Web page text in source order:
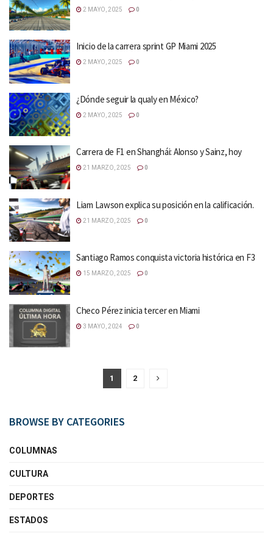
2 MAYO, 2025 0
Inicio de la carrera sprint GP Miami 2025
2 MAYO, 2025 0
¿Dónde seguir la qualy en México?
2 MAYO, 2025 0
Carrera de F1 en Shanghái: Alonso y Sainz, hoy
21 MARZO, 2025 0
Liam Lawson explica su posición en la calificación.
21 MARZO, 2025 0
Santiago Ramos conquista victoria histórica en F3
15 MARZO, 2025 0
Checo Pérez inicia tercer en Miami
3 MAYO, 2024 0
1 2
BROWSE BY CATEGORIES
COLUMNAS
CULTURA
DEPORTES
ESTADOS